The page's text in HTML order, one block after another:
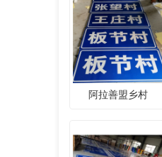
阿拉善盟乡村